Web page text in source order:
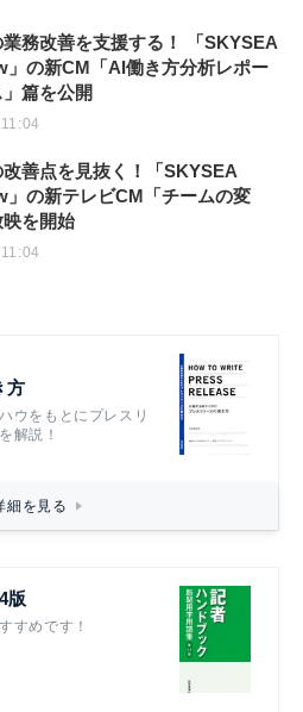
務改善を支援する！ 「SKYSEA
」の新CM「AI働き方分析レポー
」篇を公開
善点を見抜く！「SKYSEA
の新テレビCM「チームの変
を開始
方
ウをもとにプレスリ
解説！
細を見る
版
すめです！